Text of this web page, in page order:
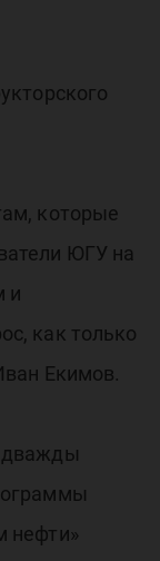
которые
ЮГУ на
и
как только
Екимов.
дважды
нефти»